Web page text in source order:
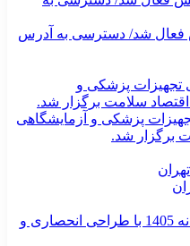
فعال شد/ دسترسی به آدرس
پزشکی و آزمایشگاهی
برگزار شد.